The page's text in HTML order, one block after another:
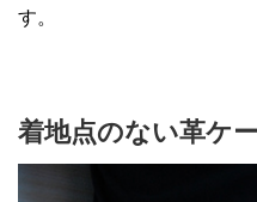
す。
着地点のない革ケ